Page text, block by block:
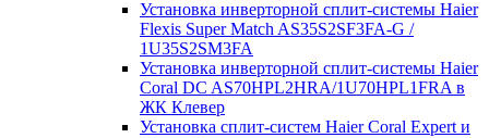
Установка инверторной сплит-системы Haier
Flexis Super Match AS35S2SF3FA-G /
1U35S2SM3FA
Установка инверторной сплит-системы Haier
Coral DC AS70HPL2HRA/1U70HPL1FRA в
ЖК Клевер
Установка сплит-систем Haier Coral Expert и